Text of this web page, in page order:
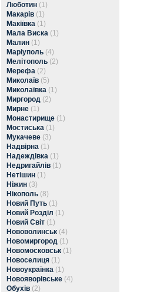
Люботин (1)
Макарів (1)
Макіївка (1)
Мала Виска (1)
Малин (1)
Маріуполь (4)
Мелітополь (2)
Мерефа (2)
Миколаїв (5)
Миколаївка (1)
Миргород (2)
Мирне (1)
Монастирище (1)
Мостиська (1)
Мукачеве (3)
Надвірна (1)
Надеждівка (1)
Недригайлів (1)
Нетішин (1)
Ніжин (3)
Нікополь (8)
Новий Путь (1)
Новий Розділ (1)
Новий Світ (1)
Нововолинськ (4)
Новомиргород (1)
Новомосковськ (1)
Новоселиця (1)
Новоукраїнка (1)
Новояворівське (4)
Обухів (2)